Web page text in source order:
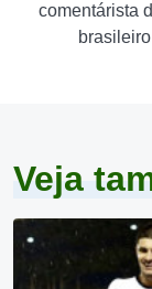
comentárista
Veja